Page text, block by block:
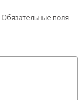
Обязательные поля